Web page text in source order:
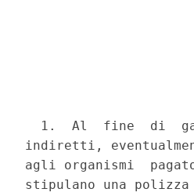
1.  Al  fine  di
indiretti,
agli organismi
stipulano una